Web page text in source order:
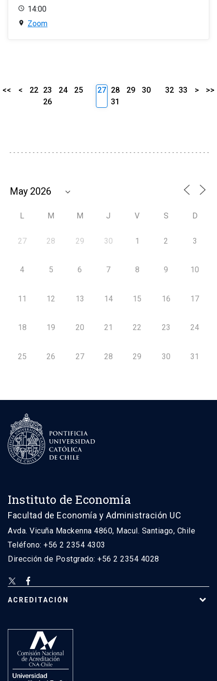
14:00
Zoom
<< < 22 23 24
25
26
27 28 29
30
31
32 33 > >>
L M M J V S D
27 28 29 30 1 2 3
4 5 6 7 8 9 10
11 12 13 14 15 16 17
18 19 20 21 22 23 24
25 26 27 28 29 30 31
Instituto de Economía
Facultad de Economía y Administración UC
Avda. Vicuña Mackenna 4860, Macul. Santiago, Chile
Teléfono: +56 2 2354 4303
Dirección de Postgrado: +56 2 2354 4028
ACREDITACIÓN